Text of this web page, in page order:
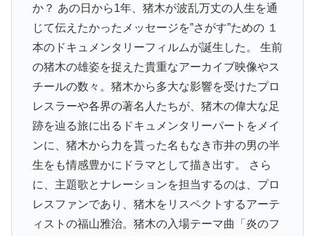
か？ あの日から1年、猪木が波乱万丈の人生を通
じて伝えたかったメッセージを”さがす”ための １
本のドキュメンタリーフィルムが誕生した。 生前
の猪木の雄姿を捉えた貴重なアーカイブ映像やス
チールの数々。猪木から多大な影響を受けたプロ
レスラーや各界の著名人たちが、猪木の偉大な足
跡を辿る旅に出るドキュメンタリーパートをメイ
ンに、猪木から力を貰った名もなき市井の男の半
生をも情感豊かにドラマとして描き出す。 さら
に、主題歌とナレーションを担当するのは、プロ
レスファンであり、猪木をリスペクトするアーテ
ィストの福山雅治。猪木の入場テーマ曲「炎のフ